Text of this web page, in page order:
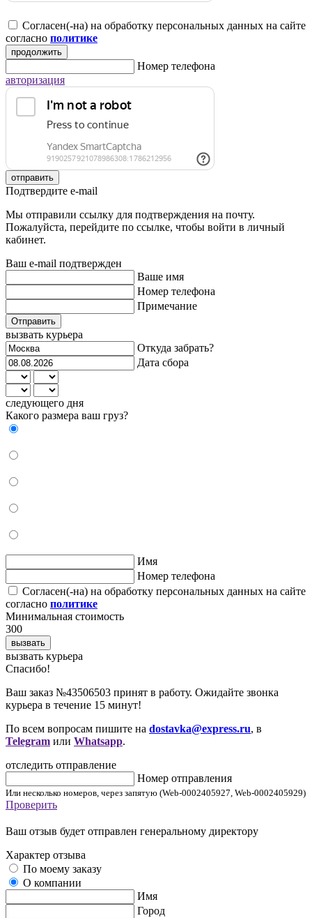
Согласен(-на) на обработку персональных данных на сайте
согласно политике
продолжить
Номер телефона
авторизация
отправить
Подтвердите e-mail
Мы отправили ссылку для подтверждения на почту.
Пожалуйста, перейдите по ссылке, чтобы войти в личный
кабинет.
Ваш e-mail подтвержден
Ваше имя
Номер телефона
Примечание
Отправить
вызвать курьера
Откуда забрать?
Дата сбора
следующего дня
Какого размера ваш груз?
Имя
Номер телефона
Согласен(-на) на обработку персональных данных на сайте
согласно политике
Минимальная стоимость
300
вызвать
вызвать курьера
Cпасибо!
Ваш заказ №43506503 принят в работу. Ожидайте звонка
курьера в течение 15 минут!
По всем вопросам пишите на dostavka@express.ru, в
Telegram или Whatsapp.
отследить отправление
Номер отправления
Или несколько номеров, через запятую (Web-0002405927, Web-0002405929)
Проверить
Ваш отзыв будет отправлен генеральному директору
Характер отзыва
По моему заказу
О компании
Имя
Город